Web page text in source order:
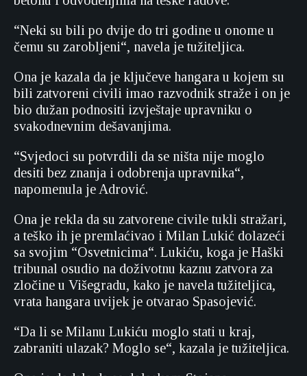
“Neki su bili po dvije do tri godine u onome u
čemu su zarobljeni“, navela je tužiteljica.
Ona je kazala da je ključeve hangara u kojem su
bili zatvoreni civili imao razvodnik straže i on je
bio dužan podnositi izvještaje upravniku o
svakodnevnim dešavanjima.
“Svjedoci su potvrdili da se ništa nije moglo
desiti bez znanja i odobrenja upravnika“,
napomenula je Adrović.
Ona je rekla da su zatvorene civile tukli stražari,
a teško ih je premlaćivao i Milan Lukić dolazeći
sa svojim “Osvetnicima“. Lukiću, koga je Haški
tribunal osudio na doživotnu kaznu zatvora za
zločine u Višegradu, kako je navela tužiteljica,
vrata hangara uvijek je otvarao Spasojević.
“Da li se Milanu Lukiću moglo stati u kraj,
zabraniti ulazak? Moglo se“, kazala je tužiteljica.